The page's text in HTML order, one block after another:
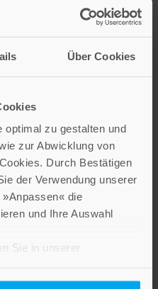
Über Cookies
optimal zu gestalten und
zur Abwicklung von
Durch Bestätigen
der Verwendung unserer
die
und Ihre Auswahl
Sie in unserer
Britta Grothues Detlef Kuhn
Andere Geschichten für die
weihnachtliche Zeit
20,00 €
IN DEN WARENKORB